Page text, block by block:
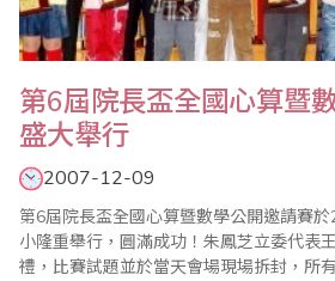
第6屆院長盃全國心算暨
盛大舉行
2007-12-09
第6屆院長盃全國心算暨數學公開邀請賽
小隆重舉行，圓滿成功！朱鳳芝立委代表
禮，比賽試題並於當天會場現場拆封，所